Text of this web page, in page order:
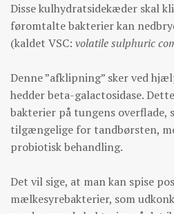
Disse kulhydratsidekæder skal
føromtalte bakterier kan
(kaldet VSC: volatile sulphuric
Denne ”afklipning” sker ved
hedder beta-galactosidase.
bakterier på tungens overflade,
tilgængelige for tandbørsten,
probiotisk behandling.
Det vil sige, at man kan spise
mælkesyrebakterier, som